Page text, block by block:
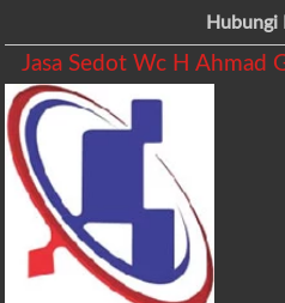
Hubungi
Jasa Sedot Wc H Ahmad